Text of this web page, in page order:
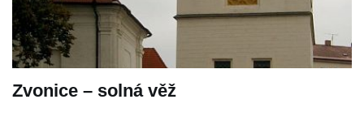
Zvonice – solná věž